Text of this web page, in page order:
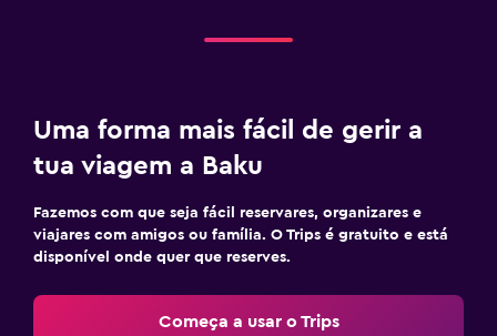
Uma forma mais fácil de gerir a
tua viagem a Baku
Fazemos com que seja fácil reservares, organizares e
viajares com amigos ou família. O Trips é gratuito e está
disponível onde quer que reserves.
Começa a usar o Trips